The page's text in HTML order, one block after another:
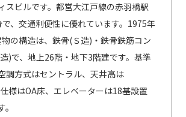
スビルです。都営大江戸線の赤羽橋駅
、交通利便性に優れています。1975年
の構造は、鉄骨(Ｓ造)・鉄骨鉄筋コン
)で、地上26階・地下3階建です。基準
調方式はセントラル、天井高は
様はOA床、エレベーターは18基設置